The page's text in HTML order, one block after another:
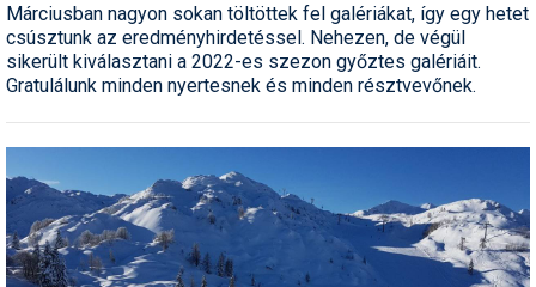
Símánia
Síoktatás
Síszerviz
Sítechnika
Síugrás
Márciusban nagyon sokan töltöttek fel galériákat, így egy hetet
csúsztunk az eredményhirdetéssel. Nehezen, de végül
sikerült kiválasztani a 2022-es szezon győztes galériáit.
Gratulálunk minden nyertesnek és minden résztvevőnek.